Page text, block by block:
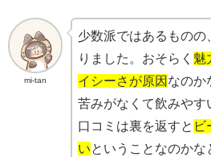
mi-tan
少数派ではあるもの
りました。おそらく 魅
イシーさが原因 なのか
苦みがなくて飲みや
口コミは裏を返すと ビ
いということなのか